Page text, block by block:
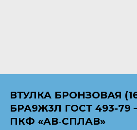
ВТУЛКА БРОНЗОВАЯ
БРА9Ж3Л ГОСТ 493-
ПКФ «АВ‑СПЛАВ»